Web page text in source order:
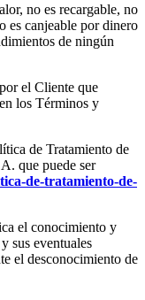
no es recargable, no
es canjeable por dinero
de ningún
el Cliente que
los Términos y
de Tratamiento de
que puede ser
de-tratamiento-de-
el conocimiento y
sus eventuales
el desconocimiento de